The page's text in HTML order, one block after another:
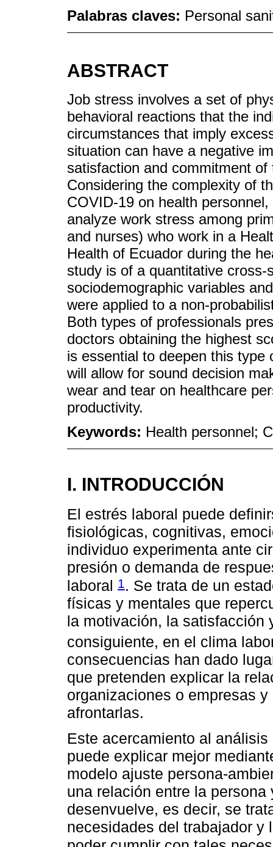
Palabras claves: Personal
ABSTRACT
Job stress involves a set of
behavioral reactions that the
circumstances that imply
situation can have a negative
satisfaction and commitment
Considering the complexity of
COVID-19 on health
analyze work stress among
and nurses) who work in a
Health of Ecuador during the
study is of a quantitative
sociodemographic variables
were applied to a non-
Both types of professionals
doctors obtaining the highest
is essential to deepen this
will allow for sound decision
wear and tear on healthcare
productivity.
Keywords: Health personnel;
I. INTRODUCCIÓN
El estrés laboral puede
fisiológicas, cognitivas,
individuo experimenta ante
presión o demanda de
laboral 1 . Se trata de un
físicas y mentales que
la motivación, la satisfacción
consiguiente, en el clima
consecuencias han dado
que pretenden explicar la
organizaciones o empresas
afrontarlas.
Este acercamiento al
puede explicar mejor
modelo ajuste persona-
una relación entre la
desenvuelve, es decir, se
necesidades del trabajador